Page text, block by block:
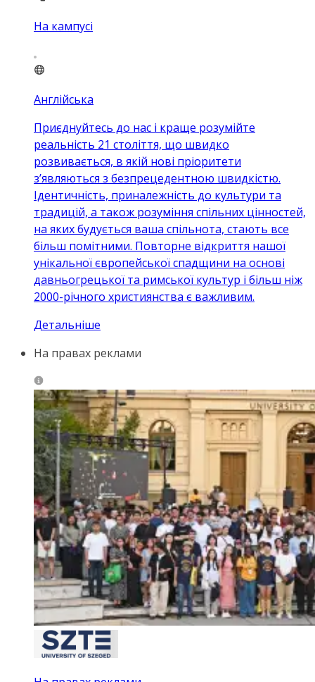
На кампусі
Англійська
Приєднуйтесь до нас і краще розумійте
реальність 21 століття, що швидко
розвивається, в якій нові пріоритети
з’являються з безпрецедентною швидкістю.
Ідентичність, приналежність до культури та
традицій, а також розуміння спільних цінностей,
на яких будується ваша спільнота, стають все
більш помітними. Повторне відкриття нашої
унікальної європейської спадщини на основі
давньогрецької та римської культур і більш ніж
2000-річного християнства є важливим.
Детальніше
На правах реклами